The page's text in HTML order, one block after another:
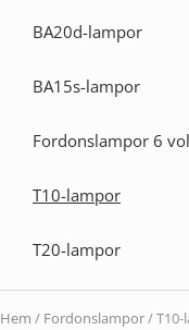
BA20d-lampor
BA15s-lampor
Fordonslampor 6
T10-lampor
T20-lampor
Hem / Fordonslampor/